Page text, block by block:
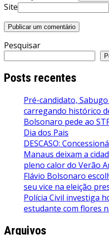
Site
Pesquisar
Posts recentes
Pré-candidato,
carregando histórico
Bolsonaro pede ao
Dia dos Pais
DESCASO:
Manaus deixam a
pleno calor do Verão
Flávio Bolsonaro
seu vice na eleição
Polícia Civil investiga
estudante com flores
Arquivos